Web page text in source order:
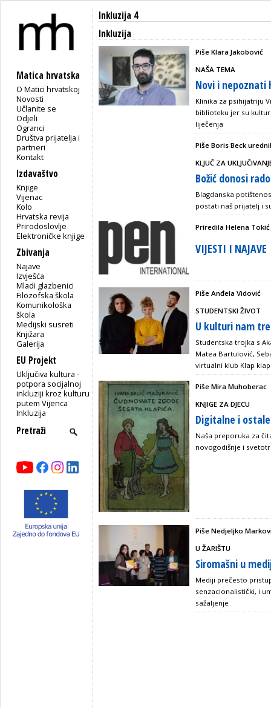
Matica hrvatska
O Matici hrvatskoj
Novosti
Učlanite se
Odjeli
Ogranci
Društva prijatelja i
partneri
Kontakt
Izdavaštvo
Knjige
Vijenac
Kolo
Hrvatska revija
Prirodoslovlje
Elektroničke knjige
Zbivanja
Najave
Izvješća
Mladi glazbenici
Filozofska škola
Komunikološka
škola
Medijski susreti
Knjižara
Galerija
EU Projekt
Uključiva kultura -
potpora socijalnoj
inkluziji kroz kulturu
putem Vijenca
Inkluzija
Inkluzija 4
Inkluzija
Piše Klara Jakobović
NAŠA TEMA
Novi i nepoznati
Klinika za psihijatriju
biblioteku jer su
liječenja
Piše Boris Beck
KLJUČ ZA
Božić donosi
Blagdanska
postati naš prijatelj i
Priredila Helena Tokić
VIJESTI I NAJAVE
Piše Anđela Vidović
STUDENTSKI ŽIVOT
U kulturi nam
Studentska trojka s
Matea Bartulović,
virtualni klub Klap klap
Piše Mira Muhoberac
KNJIGE ZA DJECU
Digitalne i
Naša preporuka za
novogodišnje i
Piše Nedjeljko
U ŽARIŠTU
Siromašni u
Mediji prečesto
senzacionalistički, i
sažaljenje